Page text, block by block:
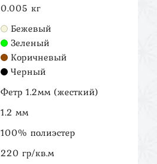
0.005 кг
Бежевый
Зеленый
Коричневый
Черный
Фетр 1.2мм (жесткий)
1.2 мм
100% полиэстер
220 гр/кв.м